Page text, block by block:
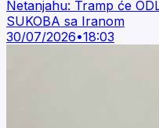
Netanjahu: Tramp će
SUKOBA sa Iranom
30/07/2026•18:03